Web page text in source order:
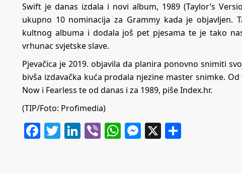
Swift je danas izdala i novi album, 1989 (Taylor’s
ukupno 10 nominacija za Grammy kada je objavljen.
kultnog albuma i dodala još pet pjesama te je tako
vrhunac svjetske slave.
Pjevačica je 2019. objavila da planira ponovno snimiti
bivša izdavačka kuća prodala njezine master snimke.
Now i Fearless te od danas i za 1989, pišeIndex.hr.
(TIP/Foto: Profimedia)
Facebook
Twitter
LinkedIn
ViberWhatsApp
Messenger
X